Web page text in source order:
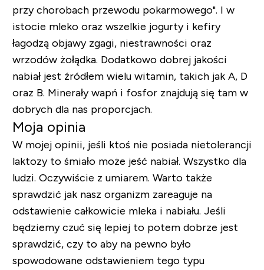
przy chorobach przewodu pokarmowego". I w
istocie mleko oraz wszelkie jogurty i kefiry
łagodzą objawy zgagi, niestrawności oraz
wrzodów żołądka. Dodatkowo dobrej jakości
nabiał jest źródłem wielu witamin, takich jak A, D
oraz B. Minerały wapń i fosfor znajdują się tam w
dobrych dla nas proporcjach.
Moja opinia
W mojej opinii, jeśli ktoś nie posiada nietolerancji
laktozy to śmiało może jeść nabiał. Wszystko dla
ludzi. Oczywiście z umiarem. Warto także
sprawdzić jak nasz organizm zareaguje na
odstawienie całkowicie mleka i nabiału. Jeśli
będziemy czuć się lepiej to potem dobrze jest
sprawdzić, czy to aby na pewno było
spowodowane odstawieniem tego typu